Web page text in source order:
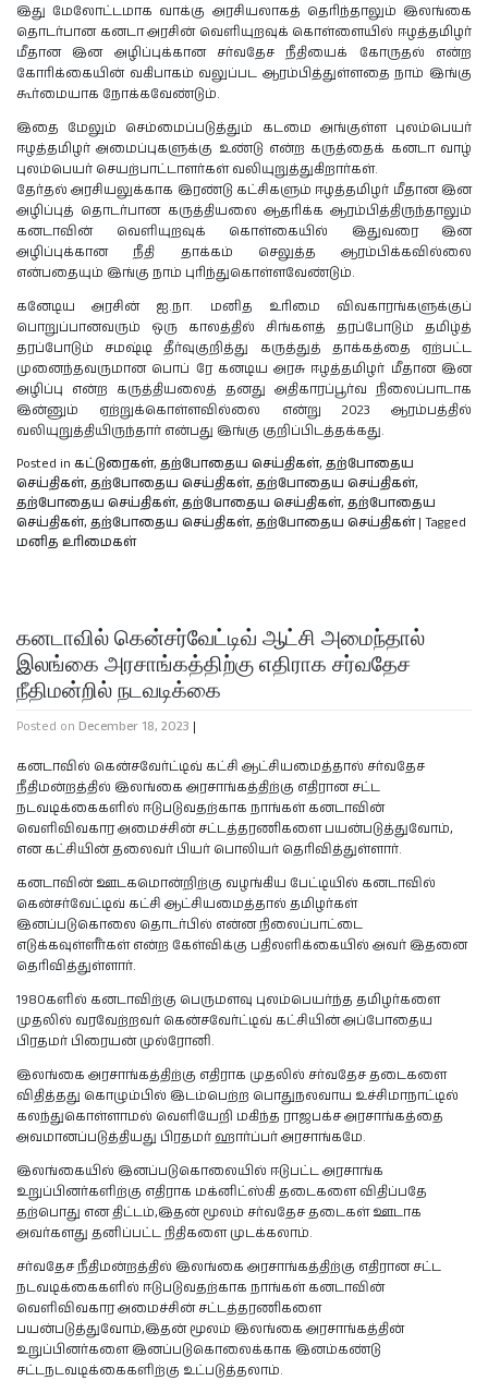
இது மேலோட்டமாக வாக்கு அரசியலாகத் தெரிந்தாலும் இலங்கை
தொடர்பான கனடா அரசின் வெளியுறவுக் கொள்ளையில் ஈழத்தமிழர்
மீதான இன அழிப்புக்கான சர்வதேச நீதியைக் கோருதல் என்ற
கோரிக்கையின் வகிபாகம் வலுப்பட ஆரம்பித்துள்ளதை நாம் இங்கு
கூர்மையாக நோக்கவேண்டும்.
இதை மேலும் செம்மைப்படுத்தும் கடமை அங்குள்ள புலம்பெயர்
ஈழத்தமிழர் அமைப்புகளுக்கு உண்டு என்ற கருத்தைக் கனடா வாழ்
புலம்பெயர் செயற்பாட்டாளர்கள் வலியுறுத்துகிறார்கள்.
தேர்தல் அரசியலுக்காக இரண்டு கட்சிகளும் ஈழத்தமிழர் மீதான இன
அழிப்புத் தொடர்பான கருத்தியலை ஆதரிக்க ஆரம்பித்திருந்தாலும்
கனடாவின் வெளியுறவுக் கொள்கையில் இதுவரை இன
அழிப்புக்கான நீதி தாக்கம் செலுத்த ஆரம்பிக்கவில்லை
என்பதையும் இங்கு நாம் புரிந்துகொள்ளவேண்டும்.
கனேடிய அரசின் ஐ.நா. மனித உரிமை விவகாரங்களுக்குப்
பொறுப்பானவரும் ஒரு காலத்தில் சிங்களத் தரப்போடும் தமிழ்த்
தரப்போடும் சமஷ்டி தீர்வுகுறித்து கருத்துத் தாக்கத்தை ஏற்பட்ட
முனைந்தவருமான பொப் ரே கனடிய அரசு ஈழத்தமிழர் மீதான இன
அழிப்பு என்ற கருத்தியலைத் தனது அதிகாரப்பூர்வ நிலைப்பாடாக
இன்னும் ஏற்றுக்கொள்ளவில்லை என்று 2023 ஆரம்பத்தில்
வலியுறுத்தியிருந்தார் என்பது இங்கு குறிப்பிடத்தக்கது.
Posted in கட்டுரைகள், தற்போதைய செய்திகள், தற்போதைய
செய்திகள், தற்போதைய செய்திகள், தற்போதைய செய்திகள்,
தற்போதைய செய்திகள், தற்போதைய செய்திகள், தற்போதைய
செய்திகள், தற்போதைய செய்திகள், தற்போதைய செய்திகள்| Tagged
மனித உரிமைகள்
கனடாவில் கென்சர்வேட்டிவ் ஆட்சி அமைந்தால்
இலங்கை அரசாங்கத்திற்கு எதிராக சர்வதேச
நீதிமன்றில் நடவடிக்கை
Posted on December 18, 2023 |
கனடாவில் கென்சவேர்ட்டிவ் கட்சி ஆட்சியமைத்தால் சர்வதேச
நீதிமன்றத்தில் இலங்கை அரசாங்கத்திற்கு எதிரான சட்ட
நடவடிக்கைகளில் ஈடுபடுவதற்காக நாங்கள் கனடாவின்
வெளிவிவகார அமைச்சின் சட்டத்தரணிகளை பயன்படுத்துவோம்,
என கட்சியின் தலைவர் பியர் பொலியர் தெரிவித்துள்ளார்.
கனடாவின் ஊடகமொன்றிற்கு வழங்கிய பேட்டியில் கனடாவில்
கென்சர்வேட்டிவ் கட்சி ஆட்சியமைத்தால் தமிழர்கள்
இனப்படுகொலை தொடர்பில் என்ன நிலைப்பாட்டை
எடுக்கவுள்ளீர்கள் என்ற கேள்விக்கு பதிலளிக்கையில் அவர் இதனை
தெரிவித்துள்ளார்.
1980களில் கனடாவிற்கு பெருமளவு புலம்பெயர்ந்த தமிழர்களை
முதலில் வரவேற்றவர் கென்சவேர்ட்டிவ் கட்சியின் அப்போதைய
பிரதமர் பிரையன் முல்ரோனி.
இலங்கை அரசாங்கத்திற்கு எதிராக முதலில் சர்வதேச தடைகளை
விதித்தது கொழும்பில் இடம்பெற்ற பொதுநலவாய உச்சிமாநாட்டில்
கலந்துகொள்ளாமல் வெளியேறி மகிந்த ராஜபக்ச அரசாங்கத்தை
அவமானப்படுத்தியது பிரதமர் ஹார்ப்பர் அரசாங்கமே.
இலங்கையில் இனப்படுகொலையில் ஈடுபட்ட அரசாங்க
உறுப்பினர்களிற்கு எதிராக மக்னிட்ஸ்கி தடைகளை விதிப்பதே
தற்பொது என திட்டம்,இதன் மூலம் சர்வதேச தடைகள் ஊடாக
அவர்களது தனிப்பட்ட நிதிகளை முடக்கலாம்.
சர்வதேச நீதிமன்றத்தில் இலங்கை அரசாங்கத்திற்கு எதிரான சட்ட
நடவடிக்கைகளில் ஈடுபடுவதற்காக நாங்கள் கனடாவின்
வெளிவிவகார அமைச்சின் சட்டத்தரணிகளை
பயன்படுத்துவோம்,இதன் மூலம் இலங்கை அரசாங்கத்தின்
உறுப்பினர்களை இனப்படுகொலைக்காக இனம்கண்டு
சட்டநடவடிக்கைகளிற்கு உட்படுத்தலாம்.